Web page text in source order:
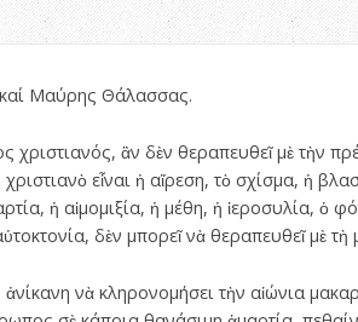
Μαύρης Θάλασσας.
ἂν δὲν θεραπευθεῖ μὲ τὴν
εἶναι ἡ αἵρεση, τὸ σχίσμα, ἡ
ἡ αἱμομιξία, ἡ μέθη, ἡ ἱεροσυλία, ὁ
δὲν μπορεῖ νὰ θεραπευθεῖ μὲ τὴ
νὰ κληρονομήσει τὴν αἰώνια